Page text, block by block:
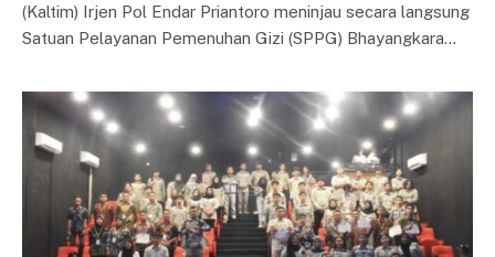
(Kaltim) Irjen Pol Endar Priantoro meninjau secara langsung
Satuan Pelayanan Pemenuhan Gizi (SPPG) Bhayangkara…